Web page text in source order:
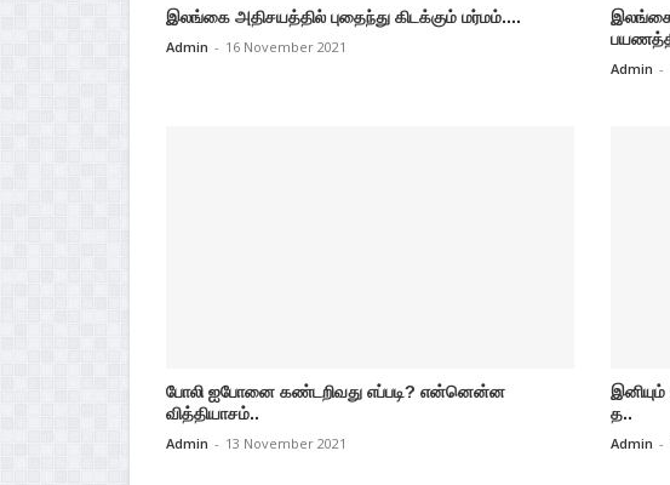
இலங்கை அதிசயத்தில் புதைந்து கிடக்கும் மர்மம்....
Admin - 16 November 2021
Admin -
போலி ஐபோனை கண்டறிவது எப்படி? என்னென்ன
வித்தியாசம்..
Admin - 13 November 2021
த..
Admin -